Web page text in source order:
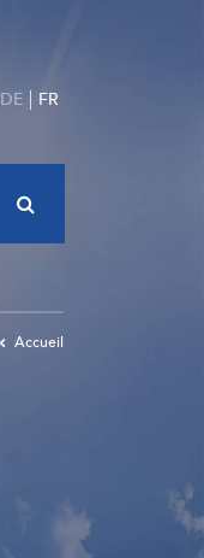
DE FR
Accueil